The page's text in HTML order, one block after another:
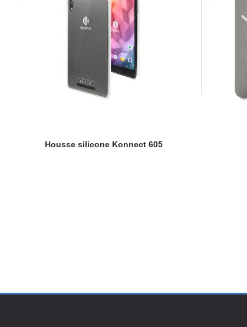
Housse silicone Konnect 605